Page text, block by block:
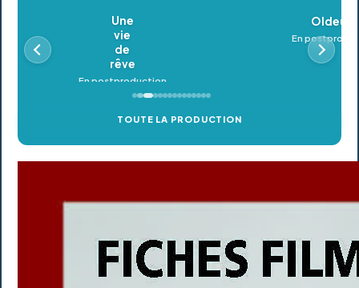
Oldeupe
En postproduction
TOUTE LA PRODUCTION